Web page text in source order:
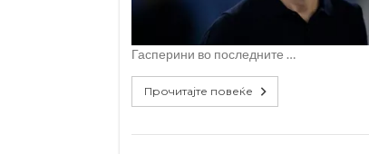
Гасперини во последните …
Прочитајте повеќе